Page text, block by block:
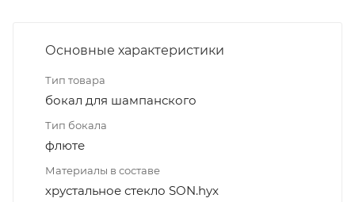
Основные характеристики
Тип товара
бокал для шампанского
Тип бокала
флюте
Материалы в составе
хрустальное стекло SON.hyx